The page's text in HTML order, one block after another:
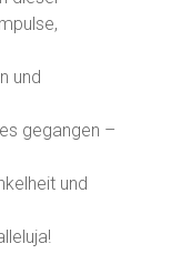
und
gegangen –
und